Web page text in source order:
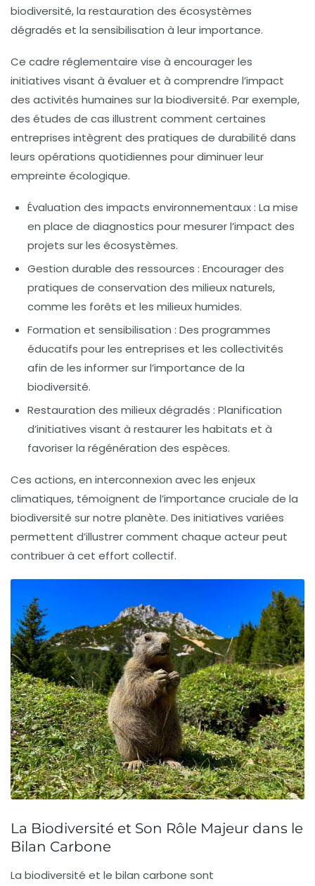
biodiversité, la restauration des écosystèmes
dégradés et la sensibilisation à leur importance.
Ce cadre réglementaire vise à encourager les
initiatives visant à évalueret à comprendre l’impact
des activités humaines sur la biodiversité. Par exemple,
des études de cas illustrent comment certaines
entreprises intègrent des pratiques de durabilité dans
leurs opérations quotidiennes pour diminuer leur
empreinte écologique.
Évaluation des impacts environnementaux : La mise
en place de diagnostics pour mesurer l’impact des
projets sur les écosystèmes.
Gestion durable des ressources : Encourager des
pratiques de conservation des milieux naturels,
comme les forêts et les milieux humides.
Formation et sensibilisation : Des programmes
éducatifs pour les entreprises et les collectivités
afin de les informer sur l’importance de la
biodiversité.
Restauration des milieux dégradés : Planification
d’initiatives visant à restaurer les habitats et à
favoriser la régénération des espèces.
Ces actions, en interconnexion avec les enjeux
climatiques, témoignent de l’importance cruciale de la
biodiversité sur notre planète. Des initiatives variées
permettent d’illustrer comment chaque acteur peut
contribuer à cet effort collectif.
La Biodiversité et Son Rôle Majeur dans le
Bilan Carbone
La biodiversité et le bilan carbone sont